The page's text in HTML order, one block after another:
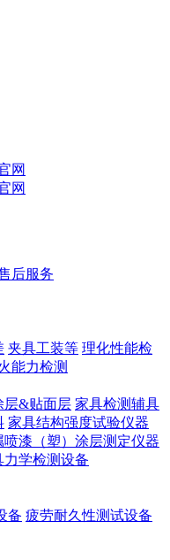
后服务
夹具工装等 理化性能检
能力检测
层&贴面层 家具检测辅具
家具结构强度试验仪器
喷漆（塑）涂层测定仪器
力学检测设备
备 疲劳耐久性测试设备